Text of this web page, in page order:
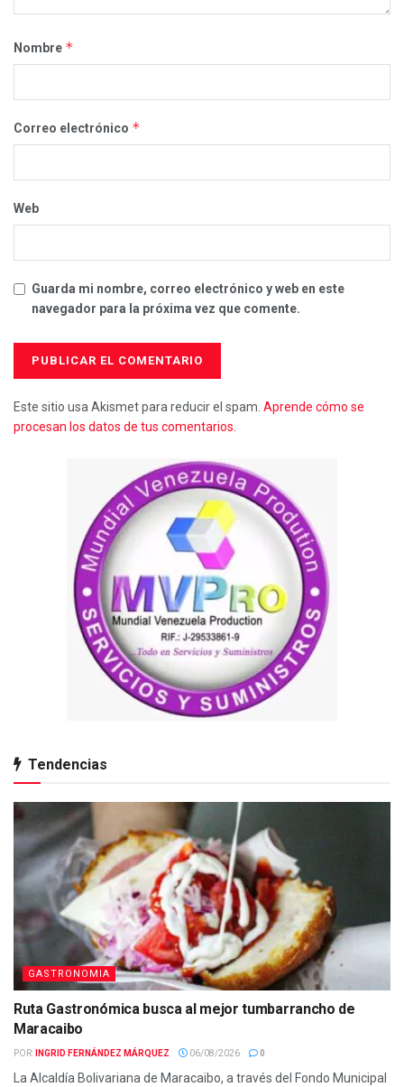
Nombre *
Correo electrónico *
Web
Guarda mi nombre, correo electrónico y web en este
navegador para la próxima vez que comente.
Este sitio usa Akismet para reducir el spam. Aprende cómo se
procesan los datos de tus comentarios.
Tendencias
GASTRONOMIA
Ruta Gastronómica busca al mejor tumbarrancho de
Maracaibo
POR: INGRID FERNÁNDEZ MÁRQUEZ 06/08/2026 0
La Alcaldía Bolivariana de Maracaibo, a través del Fondo Municipal